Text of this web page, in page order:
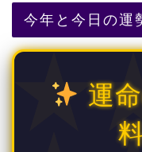
今年と今日の運
運